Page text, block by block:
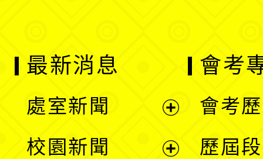
最新消息
處室新聞
校園新聞
會考
會考
歷屆